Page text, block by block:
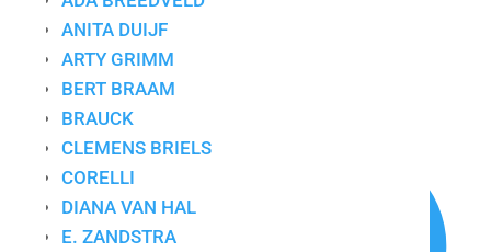
ANITA DUIJF
ARTY GRIMM
BERT BRAAM
BRAUCK
CLEMENS BRIELS
CORELLI
DIANA VAN HAL
E. ZANDSTRA
Toont alle 2 resultaten